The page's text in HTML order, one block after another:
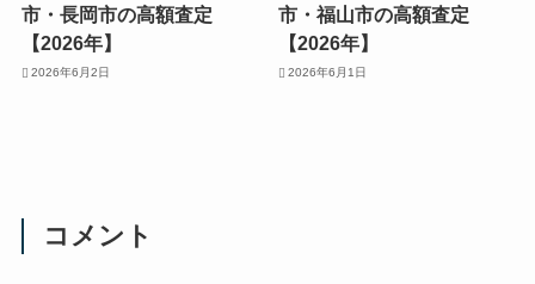
市・長岡市の高額査定
【2026年】
2026年6月2日
市・福山市の高額査定
【2026年】
2026年6月1日
コメント